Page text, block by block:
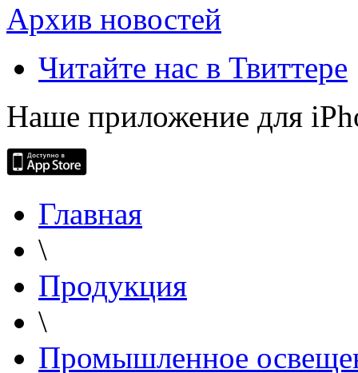
Архив новостей
Читайте нас в Твиттере
Наше приложение для
Главная
\
Продукция
\
Промышленное